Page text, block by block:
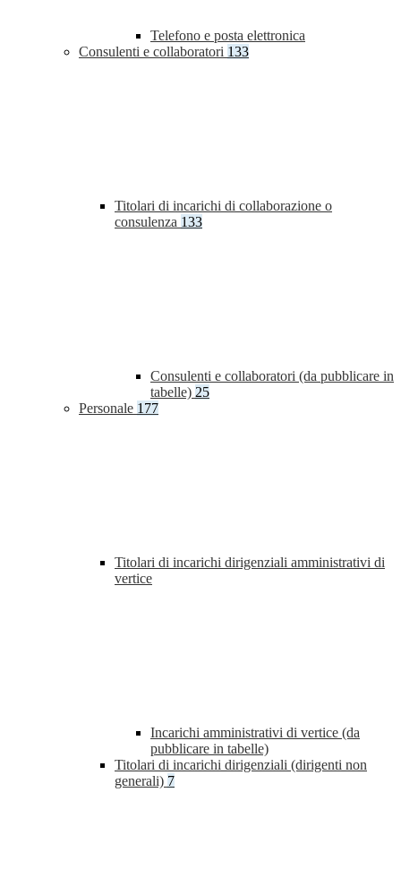
Telefono e posta elettronica
Consulenti e collaboratori 133
Titolari di incarichi di collaborazione o
consulenza 133
Consulenti e collaboratori (da pubblicare in
tabelle) 25
Personale 177
Titolari di incarichi dirigenziali amministrativi di
vertice
Incarichi amministrativi di vertice (da
pubblicare in tabelle)
Titolari di incarichi dirigenziali (dirigenti non
generali) 7